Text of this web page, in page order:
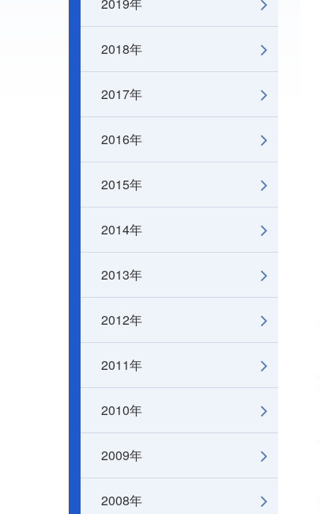
2018年
2017年
2016年
2015年
2014年
2013年
2012年
2011年
2010年
2009年
2008年